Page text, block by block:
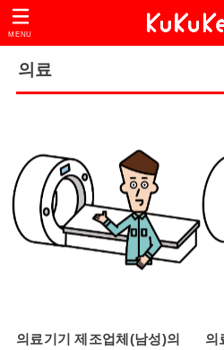
MENU
의료
의료기기 제조업체(남성)의
의